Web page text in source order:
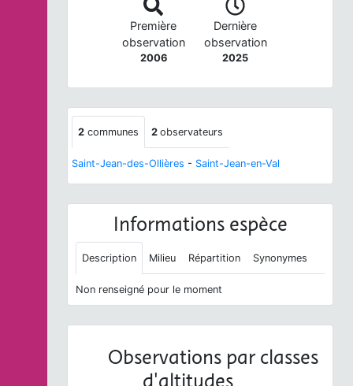
Première
observation
2006
Dernière
observation
2025
2 communes 2 observateurs
Saint-Jean-des-Ollières - Saint-Jean-en-Val
Informations espèce
Description Milieu Répartition Synonymes
Non renseigné pour le moment
Observations par classes
d'altitudes